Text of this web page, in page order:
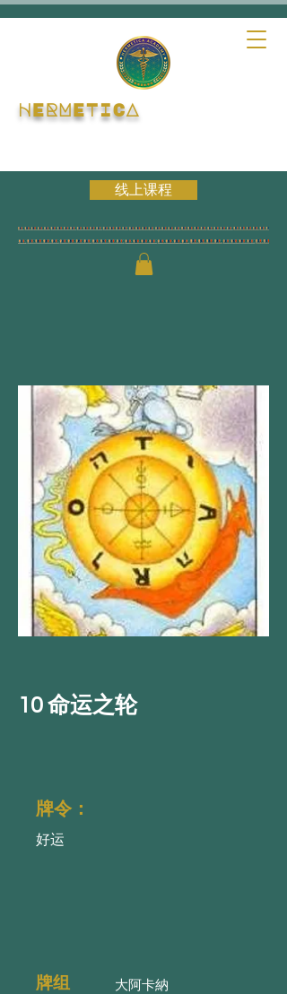
HERMETICA
线上课程
10 命运之轮
牌令：
好运
牌组 大阿卡納